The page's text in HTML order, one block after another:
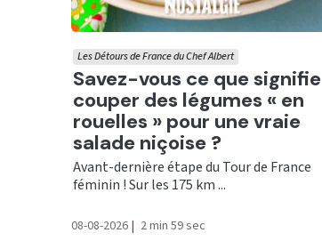
Ecouter
Savez-vous ce que signifie
couper des légumes « en
rouelles » pour une vraie
salade niçoise ?
Les Détours de France du Chef Albert
Avant-dernière étape du Tour de France
féminin ! Sur les 175 km ...
08-08-2026 | 2 min 59 sec